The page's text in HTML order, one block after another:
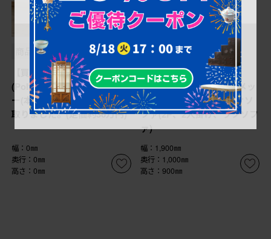
商品番号 B-058362
【買取】ポルトロメック
(Poltromec)のジェミニ レザ
ー(本革) 1人掛けソファを買
取りました。(定価約30万円)
幅：0㎜
奥行：0㎜
高さ：0㎜
商品番号 B-000015
【買取】中古 イタリア
IDC大塚家具 ポルトロメッ
ク(Poltromec) 二人掛けソ
ファ(2P、2人掛け、ラブソフ
ァ)
幅：1,900㎜
奥行：1,000㎜
高さ：900㎜